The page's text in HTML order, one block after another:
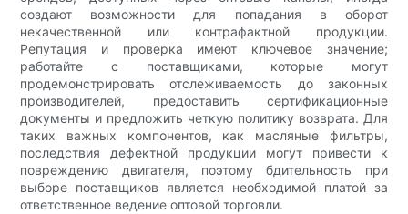
создают возможности для попадания в оборот
некачественной или контрафактной продукции.
Репутация и проверка имеют ключевое значение;
работайте с поставщиками, которые могут
продемонстрировать отслеживаемость до законных
производителей, предоставить сертификационные
документы и предложить четкую политику возврата. Для
таких важных компонентов, как масляные фильтры,
последствия дефектной продукции могут привести к
повреждению двигателя, поэтому бдительность при
выборе поставщиков является необходимой платой за
ответственное ведение оптовой торговли.